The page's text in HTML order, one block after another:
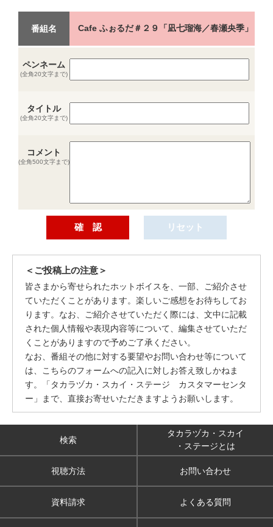
番組名 Cafe ふぉるだ＃２９「凪七瑠海／春瀬央季」
ペンネーム
(全角20文字まで)
タイトル
(全角20文字まで)
コメント
(全角500文字まで)
＜ご投稿上の注意＞
皆さまから寄せられたホットボイスを、一部、ご紹介させ
ていただくことがあります。楽しいご感想をお待ちしてお
ります。なお、ご紹介させていただく際には、文中に記載
された個人情報や表現内容等について、編集させていただ
くことがありますので予めご了承ください。
なお、番組その他に対する要望やお問い合わせ等について
は、こちらのフォームへの記入に対しお答え致しかねま
す。「タカラヅカ・スカイ・ステージ カスタマーセンタ
ー」まで、直接お寄せいただきますようお願いします。
検索
タカラヅカ・スカイ
・ステージとは
視聴方法 お問い合わせ
資料請求 よくある質問